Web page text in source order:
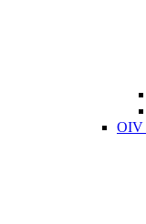
OIV